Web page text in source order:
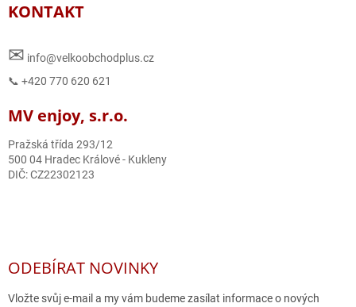
KONTAKT
✉ info@velkoobchodplus.cz
📞 +420 770 620 621
MV enjoy, s.r.o.
Pražská třída 293/12
500 04 Hradec Králové - Kukleny
DIČ: CZ22302123
ODEBÍRAT NOVINKY
Vložte svůj e-mail a my vám budeme zasílat informace o nových